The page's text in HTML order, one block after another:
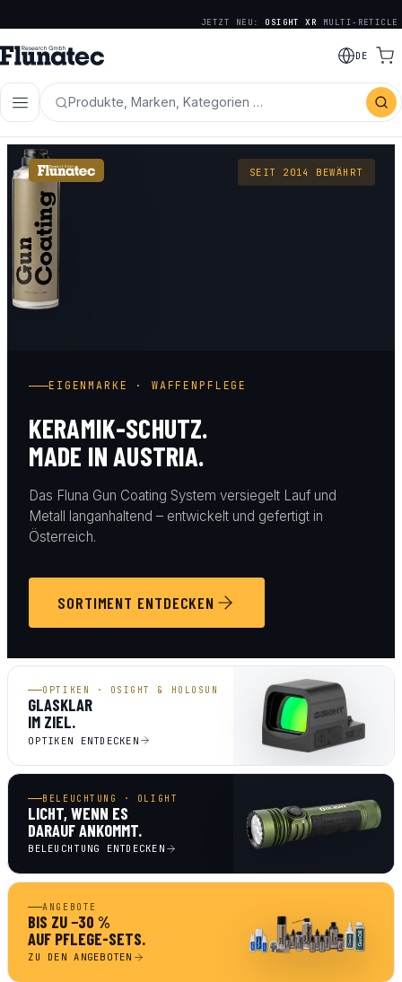
JETZT NEU: OSIGHT XR MULTI-RETICLE
DE
Produkte, Marken, Kategorien …
EIGENMARKE · WAFFENPFLEGE
KERAMIK-SCHUTZ.
MADE IN AUSTRIA.
Das Fluna Gun Coating System versiegelt Lauf und
Metall langanhaltend – entwickelt und gefertigt in
Österreich.
SORTIMENT ENTDECKEN
SEIT 2014 BEWÄHRT
OPTIKEN · OSIGHT & HOLOSUN
GLASKLAR
IM ZIEL.
OPTIKEN ENTDECKEN
BELEUCHTUNG · OLIGHT
LICHT, WENN ES
DARAUF ANKOMMT.
BELEUCHTUNG ENTDECKEN
ANGEBOTE
BIS ZU −30 %
AUF PFLEGE-SETS.
ZU DEN ANGEBOTEN